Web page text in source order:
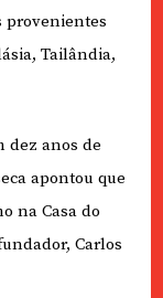
provenientes
Tailândia,
dez anos de
apontou que
na Casa do
Carlos